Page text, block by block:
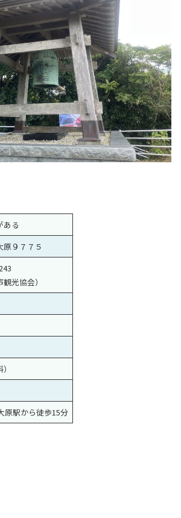
ある
原９７７５
観光協会）
原駅から徒歩15分